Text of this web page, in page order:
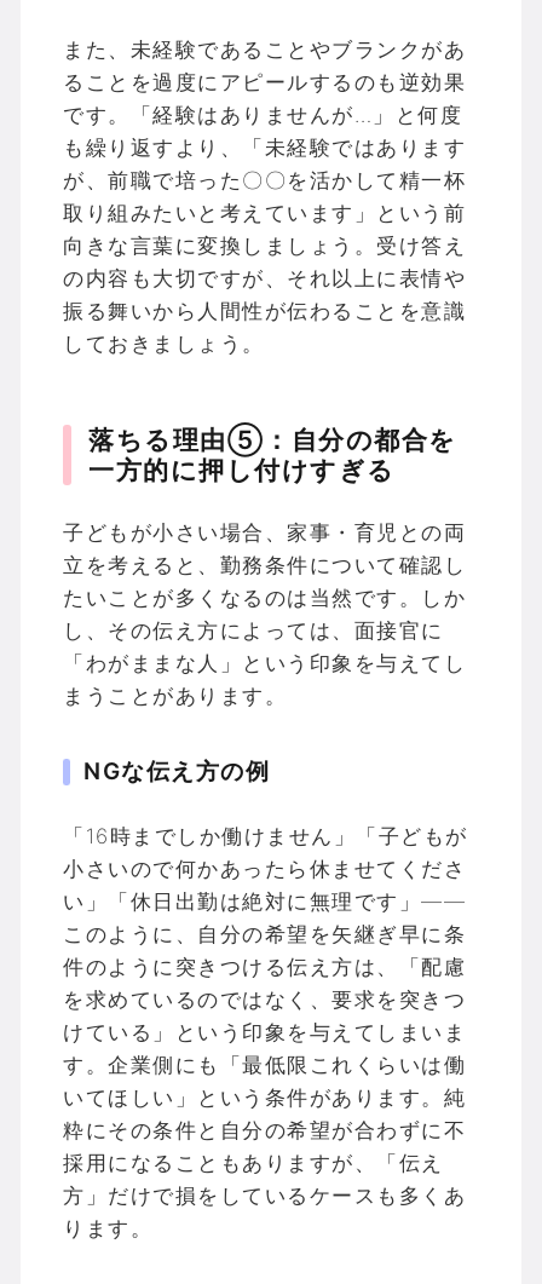
また、未経験であることやブランクがあ
ることを過度にアピールするのも逆効果
です。「経験はありませんが…」と何度
も繰り返すより、「未経験ではあります
が、前職で培った〇〇を活かして精一杯
取り組みたいと考えています」という前
向きな言葉に変換しましょう。受け答え
の内容も大切ですが、それ以上に表情や
振る舞いから人間性が伝わることを意識
しておきましょう。
落ちる理由⑤：自分の都合を
一方的に押し付けすぎる
子どもが小さい場合、家事・育児との両
立を考えると、勤務条件について確認し
たいことが多くなるのは当然です。しか
し、その伝え方によっては、面接官に
「わがままな人」という印象を与えてし
まうことがあります。
NGな伝え方の例
「16時までしか働けません」「子どもが
小さいので何かあったら休ませてくださ
い」「休日出勤は絶対に無理です」——
このように、自分の希望を矢継ぎ早に条
件のように突きつける伝え方は、「配慮
を求めているのではなく、要求を突きつ
けている」という印象を与えてしまいま
す。企業側にも「最低限これくらいは働
いてほしい」という条件があります。純
粋にその条件と自分の希望が合わずに不
採用になることもありますが、「伝え
方」だけで損をしているケースも多くあ
ります。